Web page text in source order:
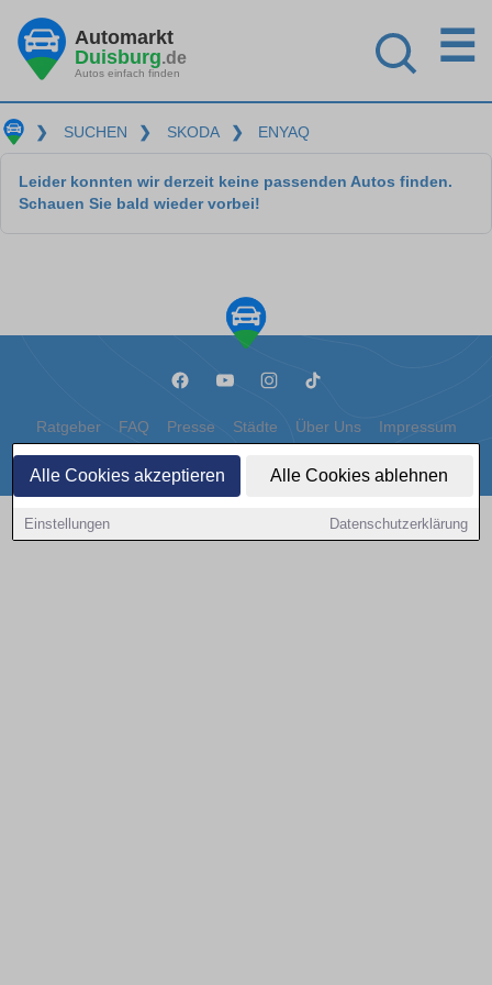
Alle Cookies akzeptieren Alle Cookies ablehnen
Einstellungen Datenschutzerklärung
Automarkt
Duisburg.de
Autos einfach finden
☰
❯ SUCHEN ❯ SKODA ❯ ENYAQ
Leider konnten wir derzeit keine passenden Autos finden.
Schauen Sie bald wieder vorbei!
Ratgeber FAQ Presse Städte Über Uns Impressum
Datenschutz Cookies
Copyright © 2000 - 2026 | 1A Infosysteme GmbH | Content by: 1a-sites-autos